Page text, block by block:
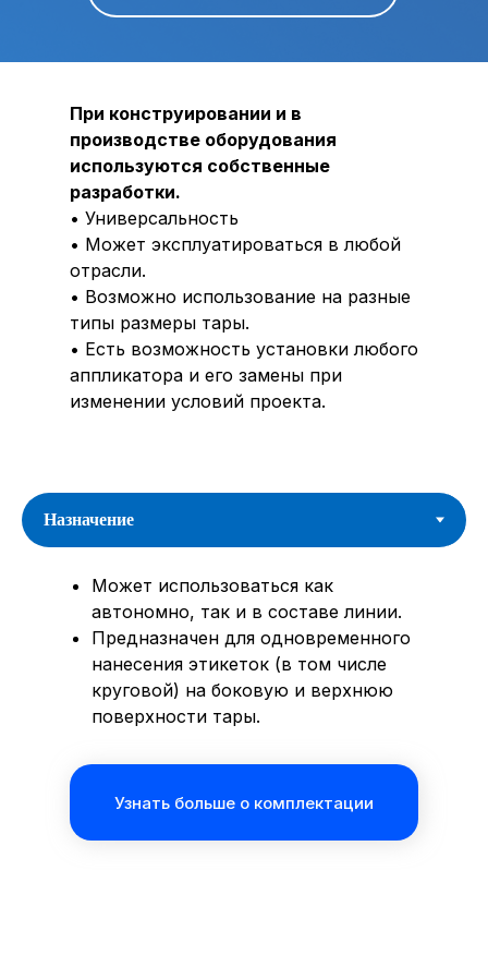
При конструировании и в
производстве оборудования
используются собственные
разработки.
• Универсальность
• Может эксплуатироваться в любой
отрасли.
• Возможно использование на разные
типы размеры тары.
• Есть возможность установки любого
аппликатора и его замены при
изменении условий проекта.
Может использоваться как
автономно, так и в составе линии.
Предназначен для одновременного
нанесения этикеток (в том числе
круговой) на боковую и верхнюю
поверхности тары.
Узнать больше о комплектации